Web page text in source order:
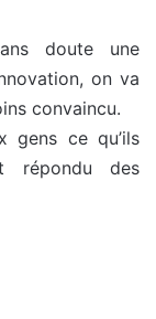
doute une
on va
convaincu.
gens ce qu’ils
répondu des